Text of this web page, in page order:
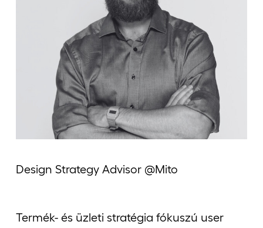
Hírek
Jelentkezőknek
Kapcsolat
Design Strategy Advisor @Mito
Termék- és üzleti stratégia fókuszú user